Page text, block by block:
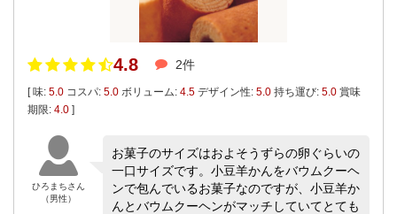
4.8 2件
[ 味: 5.0 コスパ: 5.0 ボリューム: 4.5 デザイン性: 5.0 持ち運び: 5.0 賞味
期限: 4.0 ]
ひろまちさん
（男性）
お菓子のサイズはおよそうずらの卵ぐらいの
一口サイズです。小豆羊かんをバウムクーヘ
ンで包んでいるお菓子なのですが、小豆羊か
んとバウムクーヘンがマッチしていてとても